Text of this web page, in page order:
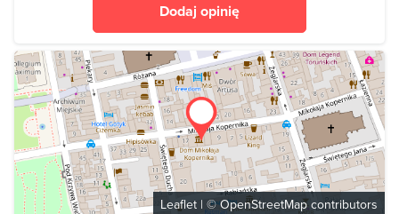
Dodaj opinię
Leaflet | ©OpenStreetMapcontributors